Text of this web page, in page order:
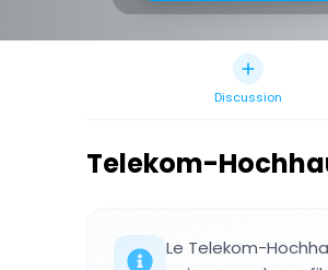
Discussion
Telekom-
Le Telekom-